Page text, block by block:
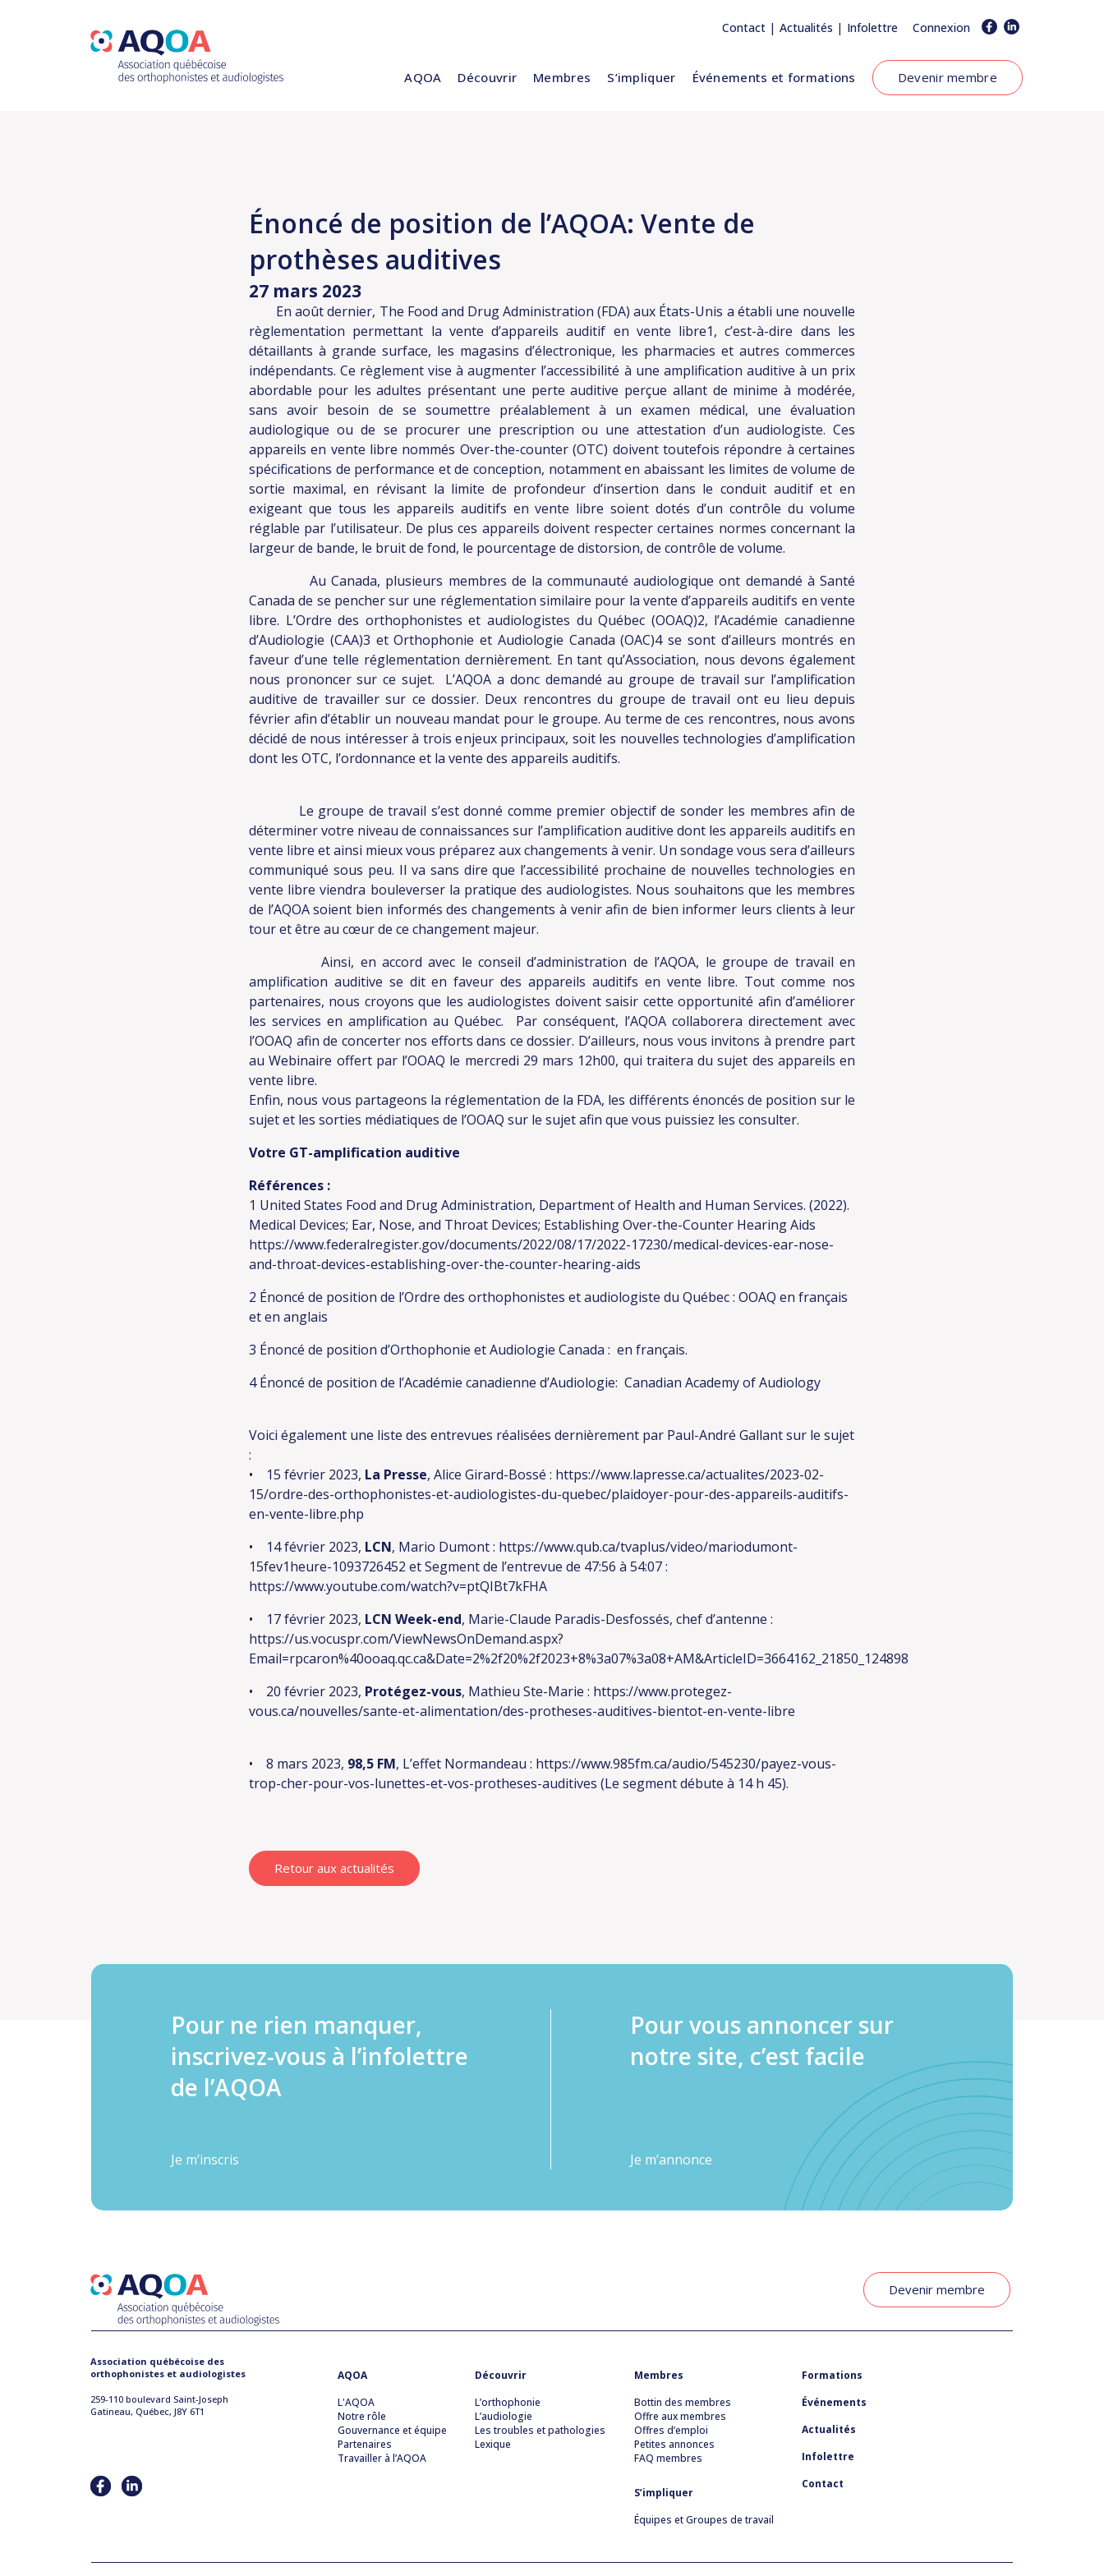
Contact | Actualités | Infolettre Connexion
AQOA Découvrir Membres S’impliquer Événements et formations Devenir membre
Énoncé de position de l’AQOA: Vente de
prothèses auditives
27 mars 2023
En août dernier, The Food and Drug Administration (FDA) aux États-Unis a établi une nouvelle
règlementation permettant la vente d’appareils auditif en vente libre1, c’est-à-dire dans les
détaillants à grande surface, les magasins d’électronique, les pharmacies et autres commerces
indépendants. Ce règlement vise à augmenter l’accessibilité à une amplification auditive à un prix
abordable pour les adultes présentant une perte auditive perçue allant de minime à modérée,
sans avoir besoin de se soumettre préalablement à un examen médical, une évaluation
audiologique ou de se procurer une prescription ou une attestation d’un audiologiste. Ces
appareils en vente libre nommés Over-the-counter (OTC) doivent toutefois répondre à certaines
spécifications de performance et de conception, notamment en abaissant les limites de volume de
sortie maximal, en révisant la limite de profondeur d’insertion dans le conduit auditif et en
exigeant que tous les appareils auditifs en vente libre soient dotés d’un contrôle du volume
réglable par l’utilisateur. De plus ces appareils doivent respecter certaines normes concernant la
largeur de bande, le bruit de fond, le pourcentage de distorsion, de contrôle de volume.
Au Canada, plusieurs membres de la communauté audiologique ont demandé à Santé
Canada de se pencher sur une réglementation similaire pour la vente d’appareils auditifs en vente
libre. L’Ordre des orthophonistes et audiologistes du Québec (OOAQ)2, l’Académie canadienne
d’Audiologie (CAA)3 et Orthophonie et Audiologie Canada (OAC)4 se sont d’ailleurs montrés en
faveur d’une telle réglementation dernièrement. En tant qu’Association, nous devons également
nous prononcer sur ce sujet. L’AQOA a donc demandé au groupe de travail sur l’amplification
auditive de travailler sur ce dossier. Deux rencontres du groupe de travail ont eu lieu depuis
février afin d’établir un nouveau mandat pour le groupe. Au terme de ces rencontres, nous avons
décidé de nous intéresser à trois enjeux principaux, soit les nouvelles technologies d’amplification
dont les OTC, l’ordonnance et la vente des appareils auditifs.
Le groupe de travail s’est donné comme premier objectif de sonder les membres afin de
déterminer votre niveau de connaissances sur l’amplification auditive dont les appareils auditifs en
vente libre et ainsi mieux vous préparez aux changements à venir. Un sondage vous sera d’ailleurs
communiqué sous peu. Il va sans dire que l’accessibilité prochaine de nouvelles technologies en
vente libre viendra bouleverser la pratique des audiologistes. Nous souhaitons que les membres
de l’AQOA soient bien informés des changements à venir afin de bien informer leurs clients à leur
tour et être au cœur de ce changement majeur.
Ainsi, en accord avec le conseil d’administration de l’AQOA, le groupe de travail en
amplification auditive se dit en faveur des appareils auditifs en vente libre. Tout comme nos
partenaires, nous croyons que les audiologistes doivent saisir cette opportunité afin d’améliorer
les services en amplification au Québec. Par conséquent, l’AQOA collaborera directement avec
l’OOAQ afin de concerter nos efforts dans ce dossier. D’ailleurs, nous vous invitons à prendre part
au Webinaire offert par l’OOAQ le mercredi 29 mars 12h00, qui traitera du sujet des appareils en
vente libre.
Enfin, nous vous partageons la réglementation de la FDA, les différents énoncés de position sur le
sujet et les sorties médiatiques de l’OOAQ sur le sujet afin que vous puissiez les consulter.
Votre GT-amplification auditive
Références :
1 United States Food and Drug Administration, Department of Health and Human Services. (2022).
Medical Devices; Ear, Nose, and Throat Devices; Establishing Over-the-Counter Hearing Aids
https://www.federalregister.gov/documents/2022/08/17/2022-17230/medical-devices-ear-nose-
and-throat-devices-establishing-over-the-counter-hearing-aids
2 Énoncé de position de l’Ordre des orthophonistes et audiologiste du Québec : OOAQ en français
et en anglais
3 Énoncé de position d’Orthophonie et Audiologie Canada : en français.
4 Énoncé de position de l’Académie canadienne d’Audiologie: Canadian Academy of Audiology
Voici également une liste des entrevues réalisées dernièrement par Paul-André Gallant sur le sujet
:
• 15 février 2023, La Presse, Alice Girard-Bossé : https://www.lapresse.ca/actualites/2023-02-
15/ordre-des-orthophonistes-et-audiologistes-du-quebec/plaidoyer-pour-des-appareils-auditifs-
en-vente-libre.php
• 14 février 2023, LCN, Mario Dumont : https://www.qub.ca/tvaplus/video/mariodumont-
15fev1heure-1093726452 et Segment de l’entrevue de 47:56 à 54:07 :
https://www.youtube.com/watch?v=ptQIBt7kFHA
• 17 février 2023, LCN Week-end, Marie-Claude Paradis-Desfossés, chef d’antenne :
https://us.vocuspr.com/ViewNewsOnDemand.aspx?
Email=rpcaron%40ooaq.qc.ca&Date=2%2f20%2f2023+8%3a07%3a08+AM&ArticleID=3664162_21850_124898
• 20 février 2023, Protégez-vous, Mathieu Ste-Marie : https://www.protegez-
vous.ca/nouvelles/sante-et-alimentation/des-protheses-auditives-bientot-en-vente-libre
• 8 mars 2023, 98,5 FM, L’effet Normandeau : https://www.985fm.ca/audio/545230/payez-vous-
trop-cher-pour-vos-lunettes-et-vos-protheses-auditives (Le segment débute à 14 h 45).
Retour aux actualités
Pour ne rien manquer,
inscrivez-vous à l’infolettre
de l’AQOA
Je m’inscris
Pour vous annoncer sur
notre site, c’est facile
Je m’annonce
Devenir membre
Association québécoise des
orthophonistes et audiologistes
259-110 boulevard Saint-Joseph
Gatineau, Québec, J8Y 6T1
AQOA
L'AQOA
Notre rôle
Gouvernance et équipe
Partenaires
Travailler à l’AQOA
Découvrir
L’orthophonie
L’audiologie
Les troubles et pathologies
Lexique
Membres
Bottin des membres
Offre aux membres
Offres d’emploi
Petites annonces
FAQ membres
S’impliquer
Équipes et Groupes de travail
Formations
Événements
Actualités
Infolettre
Contact